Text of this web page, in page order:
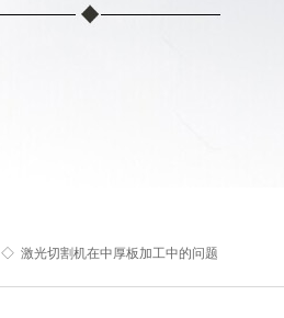
◇ 激光切割机在中厚板加工中的问题